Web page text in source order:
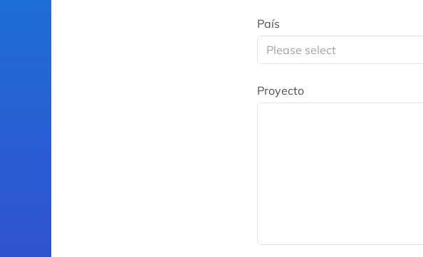
País
Proyecto